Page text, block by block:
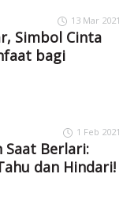
13 Mar 2021
Simbol Cinta
bagi
1 Feb 2021
Saat Berlari:
dan Hindari!